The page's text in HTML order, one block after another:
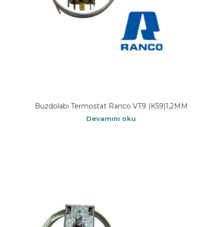
Buzdolabı Termostat Ranco VT9 (K59)1,2MM
Devamını oku